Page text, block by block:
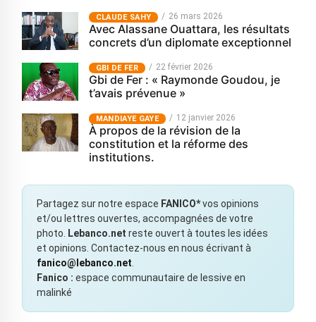
CLAUDE SAHY 26 mars 2026
Avec Alassane Ouattara, les résultats
concrets d’un diplomate exceptionnel
GBI DE FER 22 février 2026
Gbi de Fer : « Raymonde Goudou, je
t’avais prévenue »
MANDIAYE GAYE 12 janvier 2026
À propos de la révision de la
constitution et la réforme des
institutions.
Partagez sur notre espace FANICO*vos opinions
et/ou lettres ouvertes, accompagnées de votre
photo.
Lebanco.net reste ouvert à toutes les idées
et opinions. Contactez-nous en nous écrivant à
fanico@lebanco.net
Fanico : espace communautaire de lessive en
malinké